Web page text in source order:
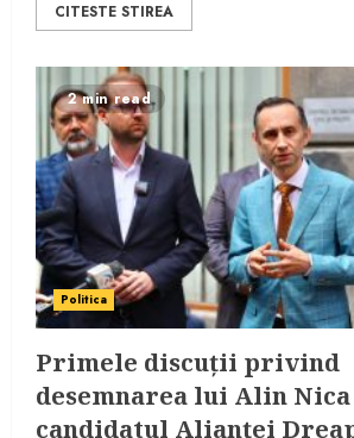
CITESTE STIREA
2 min read
Politica
Primele discuții privind
desemnarea lui Alin
candidatul Alianței